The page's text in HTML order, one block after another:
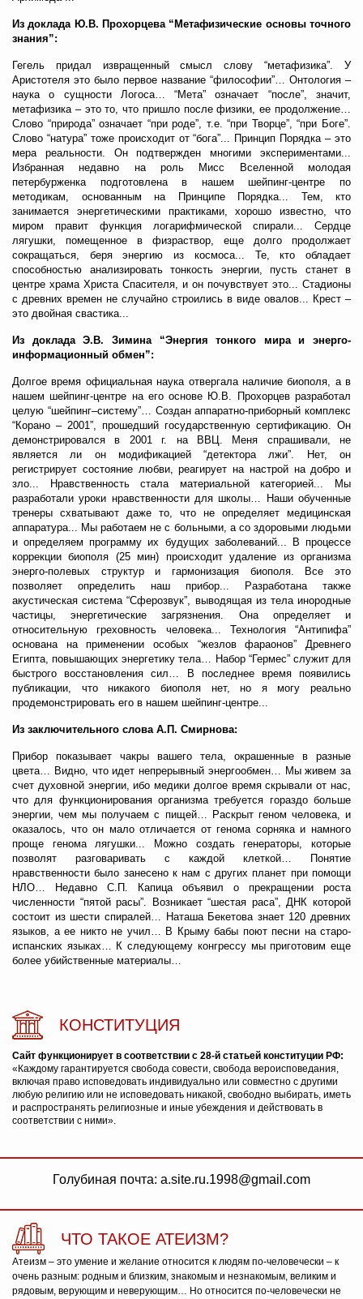
Из доклада Ю.В. Прохорцева “Метафизические основы точного
знания”:
Гегель придал извращенный смысл слову “метафизика”. У
Аристотеля это было первое название “философии”… Онтология –
наука о сущности Логоса… “Мета” означает “после”, значит,
метафизика – это то, что пришло после физики, ее продолжение…
Слово “природа” означает “при роде”, т.е. “при Творце”, “при Боге”.
Слово “натура” тоже происходит от “бога”... Принцип Порядка – это
мера реальности. Он подтвержден многими экспериментами...
Избранная недавно на роль Мисс Вселенной молодая
петербурженка подготовлена в нашем шейпинг-центре по
методикам, основанным на Принципе Порядка... Тем, кто
занимается энергетическими практиками, хорошо известно, что
миром правит функция логарифмической спирали... Сердце
лягушки, помещенное в физраствор, еще долго продолжает
сокращаться, беря энергию из космоса... Те, кто обладает
способностью анализировать тонкость энергии, пусть станет в
центре храма Христа Спасителя, и он почувствует это... Стадионы
с древних времен не случайно строились в виде овалов... Крест –
это двойная свастика...
Из доклада Э.В. Зимина “Энергия тонкого мира и энерго-
информационный обмен”:
Долгое время официальная наука отвергала наличие биополя, а в
нашем шейпинг-центре на его основе Ю.В. Прохорцев разработал
целую “шейпинг–систему”… Создан аппаратно-приборный комплекс
“Корано – 2001”, прошедший государственную сертификацию. Он
демонстрировался в 2001 г. на ВВЦ. Меня спрашивали, не
является ли он модификацией “детектора лжи”. Нет, он
регистрирует состояние любви, реагирует на настрой на добро и
зло... Нравственность стала материальной категорией... Мы
разработали уроки нравственности для школы… Наши обученные
тренеры схватывают даже то, что не определяет медицинская
аппаратура... Мы работаем не с больными, а со здоровыми людьми
и определяем программу их будущих заболеваний... В процессе
коррекции биополя (25 мин) происходит удаление из организма
энерго-полевых структур и гармонизация биополя. Все это
позволяет определить наш прибор... Разработана также
акустическая система “Сферозвук”, выводящая из тела инородные
частицы, энергетические загрязнения. Она определяет и
относительную греховность человека... Технология “Антипифа”
основана на применении особых “жезлов фараонов” Древнего
Египта, повышающих энергетику тела… Набор “Гермес” служит для
быстрого восстановления сил… В последнее время появились
публикации, что никакого биополя нет, но я могу реально
продемонстрировать его в нашем шейпинг-центре...
Из заключительного слова А.П. Смирнова:
Прибор показывает чакры вашего тела, окрашенные в разные
цвета… Видно, что идет непрерывный энергообмен… Мы живем за
счет духовной энергии, ибо медики долгое время скрывали от нас,
что для функционирования организма требуется гораздо больше
энергии, чем мы получаем с пищей… Раскрыт геном человека, и
оказалось, что он мало отличается от генома сорняка и намного
проще генома лягушки... Можно создать генераторы, которые
позволят разговаривать с каждой клеткой… Понятие
нравственности было занесено к нам с других планет при помощи
НЛО… Недавно С.П. Капица объявил о прекращении роста
численности “пятой расы”. Возникает “шестая раса”, ДНК которой
состоит из шести спиралей… Наташа Бекетова знает 120 древних
языков, а ее никто не учил… В Крыму бабы поют песни на старо-
испанских языках… К следующему конгрессу мы приготовим еще
более убийственные материалы…
КОНСТИТУЦИЯ
Сайт функционирует в соответствии с 28-й статьей конституции РФ:
«Каждому гарантируется свобода совести, свобода вероисповедания,
включая право исповедовать индивидуально или совместно с другими
любую религию или не исповедовать никакой, свободно выбирать, иметь
и распространять религиозные и иные убеждения и действовать в
соответствии с ними».
Голубиная почта: a.site.ru.1998@gmail.com
ЧТО ТАКОЕ АТЕИЗМ?
Атеизм – это умение и желание относится к людям по-человечески – к
очень разным: родным и близким, знакомым и незнакомым, великим и
рядовым, верующим и неверующим… Но относится по-человечески не